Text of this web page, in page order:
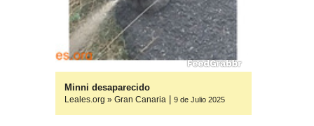
Minni desaparecido
Leales.org » Gran Canaria | 9 de Julio 2025